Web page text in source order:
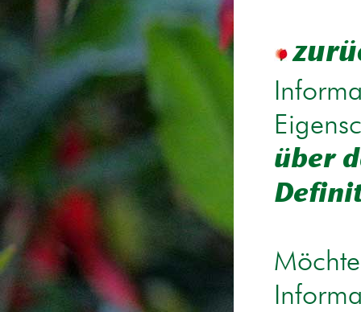
über